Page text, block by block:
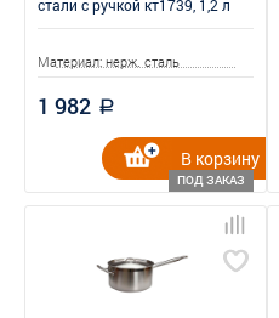
стали с ручкой кт1739, 1,2 л
Материал: нерж. сталь
1 982 a
ПОД ЗАКАЗ
В корзину